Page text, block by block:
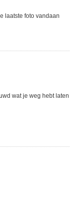
laatste foto vandaan
wat je weg hebt laten